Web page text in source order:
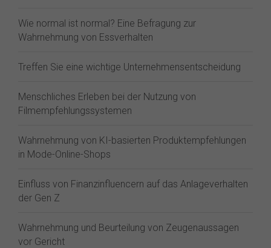
Wie normal ist normal? Eine Befragung zur
Wahrnehmung von Essverhalten
Treffen Sie eine wichtige Unternehmensentscheidung
Menschliches Erleben bei der Nutzung von
Filmempfehlungssystemen
Wahrnehmung von KI-basierten Produktempfehlungen
in Mode-Online-Shops
Einfluss von Finanzinfluencern auf das Anlageverhalten
der Gen Z⁠
Wahrnehmung und Beurteilung von Zeugenaussagen
vor Gericht